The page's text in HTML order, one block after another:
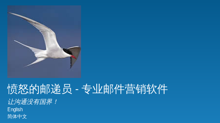
愤怒的邮递员 - 专业邮件营销软件
让沟通没有国界！
Language switcher
English
简体中文